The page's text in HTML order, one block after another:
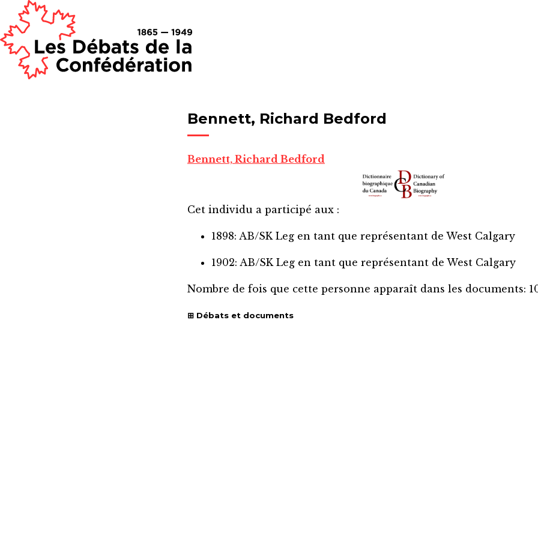
Bennett, Richard Bedford
Bennett, Richard Bedford
Cet individu a participé aux :
1898: AB/SK Leg en tant que représentant de West Calgary
1902: AB/SK Leg en tant que représentant de West Calgary
Nombre de fois que cette personne apparaît dans les documents:
Débats et documents